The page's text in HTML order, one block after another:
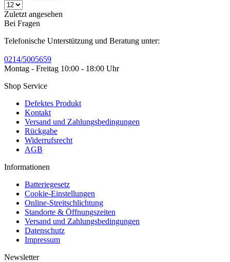
Zuletzt angesehen
Bei Fragen
Telefonische Unterstützung und Beratung unter:
0214/5005659
Montag - Freitag 10:00 - 18:00 Uhr
Shop Service
Defektes Produkt
Kontakt
Versand und Zahlungsbedingungen
Rückgabe
Widerrufsrecht
AGB
Informationen
Batteriegesetz
Cookie-Einstellungen
Online-Streitschlichtung
Standorte & Öffnungszeiten
Versand und Zahlungsbedingungen
Datenschutz
Impressum
Newsletter